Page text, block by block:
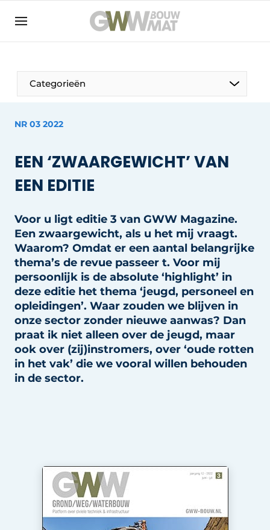
NL EN
Categorieën
Vrouw in de bouw
Duurzaamheid & Innovatie
Sloop & Recycling
Bouwtransport
Machines & Materieel
NR 03 2022
EEN ‘ZWAARGEWICHT’ VAN
EEN EDITIE
Voor u ligt editie 3 van GWW Magazine.
Een zwaargewicht, als u het mij vraagt.
Waarom? Omdat er een aantal belangrijke
thema’s de revue passeer t. Voor mij
persoonlijk is de absolute ‘highlight’ in
deze editie het thema ‘jeugd, personeel en
opleidingen’. Waar zouden we blijven in
onze sector zonder nieuwe aanwas? Dan
praat ik niet alleen over de jeugd, maar
ook over (zij)instromers, over ‘oude rotten
in het vak’ die we vooral willen behouden
in de sector.